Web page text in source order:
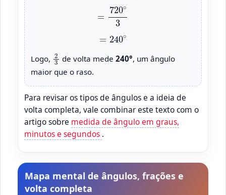
720∘3
=240∘
Logo,
2
de volta mede240°, um ângulo
maior que o raso.
Para revisar os tipos de ângulos e a ideia de
volta completa, vale combinar este texto com o
artigo sobre medida de ângulo em graus,
minutos e segundos .
Mapa mental de ângulos, frações e
volta completa